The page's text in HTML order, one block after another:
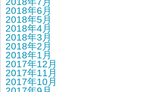
2018年6月
2018年5月
2018年4月
2018年3月
2018年2月
2018年1月
2017年12月
2017年11月
2017年10月